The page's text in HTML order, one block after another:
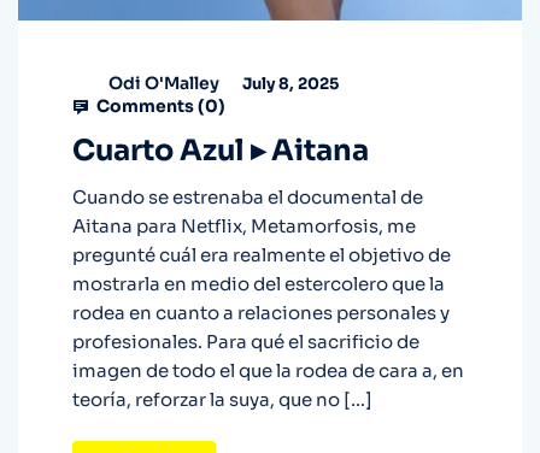
Odi O'Malley July 8, 2025
Comments (0)
Cuarto Azul ▸ Aitana
Cuando se estrenaba el documental de
Aitana para Netflix, Metamorfosis, me
pregunté cuál era realmente el objetivo de
mostrarla en medio del estercolero que la
rodea en cuanto a relaciones personales y
profesionales. Para qué el sacrificio de
imagen de todo el que la rodea de cara a, en
teoría, reforzar la suya, que no […]